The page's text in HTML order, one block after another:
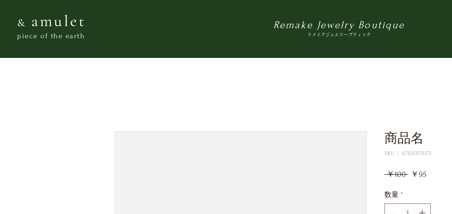
& amulet
piece of the earth
Remake Jewelry Boutique
リメイクジュエリーブティック
商品名
SKU： 671253175371
￥100 通
格
￥95セ
価
数量 *